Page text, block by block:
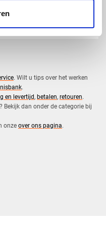
. Wilt u tips over het werken
.
en levertijd, betalen, retouren.​
dan onder de categorie bij
onze over ons pagina.